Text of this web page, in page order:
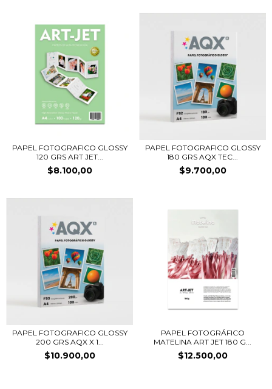
PAPEL FOTOGRAFICO GLOSSY
120 GRS ART JET...
$8.100,00
PAPEL FOTOGRAFICO GLOSSY
180 GRS AQX TEC...
$9.700,00
PAPEL FOTOGRAFICO GLOSSY
200 GRS AQX X 1...
$10.900,00
PAPEL FOTOGRÁFICO
MATELINA ART JET 180 G...
$12.500,00